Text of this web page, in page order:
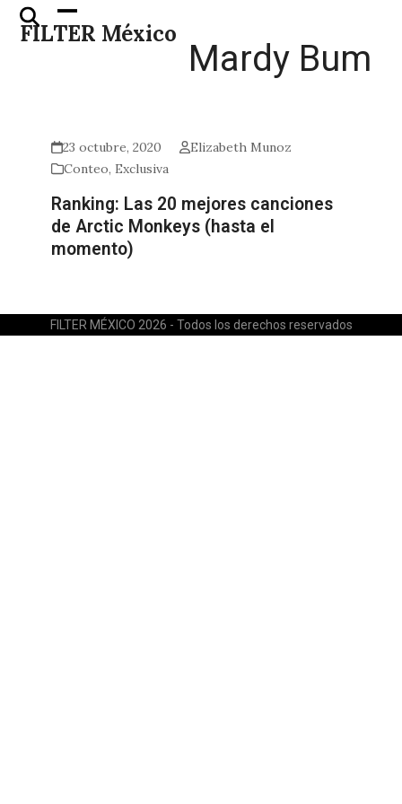
Skip
FILTER México
Open
mobile
Close
mobile
Mardy Bum
23 octubre, 2020
Elizabeth Munoz
Conteo,Exclusiva
Ranking: Las 20 mejores canciones
de Arctic Monkeys (hasta el
momento)
FILTER MÉXICO 2026 - Todos los derechos reservados